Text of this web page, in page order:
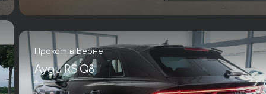
Прокат в Берне
Ауди RS Q8